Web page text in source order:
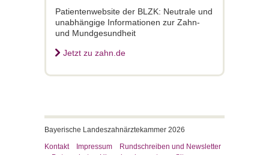
Patientenwebsite der BLZK: Neutrale und
unabhängige Informationen zur Zahn-
und Mundgesundheit
Jetzt zu zahn.de
Bayerische Landeszahnärztekammer 2026
Kontakt
Impressum
Rundschreiben und Newsletter